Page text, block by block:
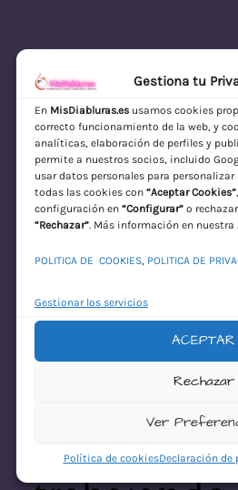
Gestiona tu
En MisDiabluras.esusamos cookies
correcto funcionamiento de la web, y
analíticas, elaboración de perfiles y
permite a nuestros socios, incluido
usar datos personales para personalizar
todas las cookies con “Aceptar Cookies”
configuración en “Configurar”o
“Rechazar”. Más información en nuestra .
POLITICA DE COOKIES, POLITICA DE
Gestionar los servicios
ACEPTAR
Rechazar
Ver
Política de cookiesDeclaración de
MisDiabluras | Sexshop
Discreto en España
Acceder
desastre!